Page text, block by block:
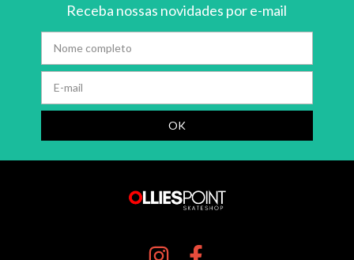
Receba nossas novidades por e-mail